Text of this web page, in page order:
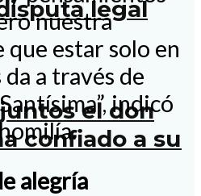
legal
el don
confiado a su
nuestra
que estar solo en
a través de
indicó
alegría